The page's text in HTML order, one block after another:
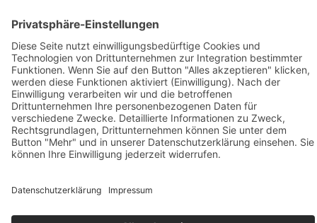
Festumzug
Service
Hinweise für Anwohner
Touristinformation
Anfahrt
Sicherheitshinweise
Veranstaltungsordnung
Kontakt
Übersichtskarte Thüringentag
Barrierefreie Karte
Sponsoren
Pressebereich
Datenschutz